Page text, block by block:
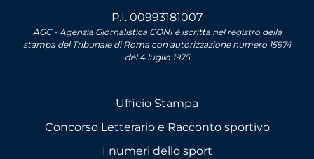
P.I. 00993181007
AGC - Agenzia Giornalistica CONI è iscritta nel registro della
stampa del Tribunale di Roma con autorizzazione numero 15974
del 4 luglio 1975
Ufficio Stampa
Concorso Letterario e Racconto sportivo
I numeri dello sport